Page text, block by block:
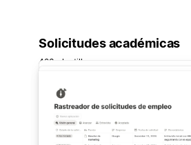
Solicitudes académicas
423 plantillas